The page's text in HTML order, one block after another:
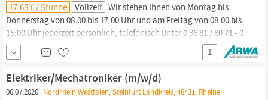
17,65 € / Stunde Vollzeit Wir stehen Ihnen von Montag bis
Donnerstag von 08:00 bis 17:00 Uhr und am Freitag von 08:00 bis
15:00 Uhr jederzeit persönlich, telefonisch unter 0 36 81 / 80 71 - 0
oder per E-Mail an suhl, Elektroniker für Betriebstechnik (m/w/d),
Mechatroniker (m/w/d),
(m/w/d),
Anlagenmechaniker für Betriebstechnik (m/w/d) oder...
1
Elektriker/Mechatroniker (m/w/d)
06.07.2026 Nordrhein Westfalen, Steinfurt Landkreis, 48431, Rheine